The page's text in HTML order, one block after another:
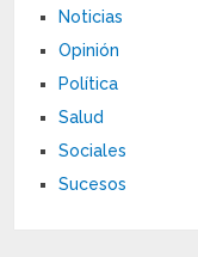
Noticias
Opinión
Política
Salud
Sociales
Sucesos